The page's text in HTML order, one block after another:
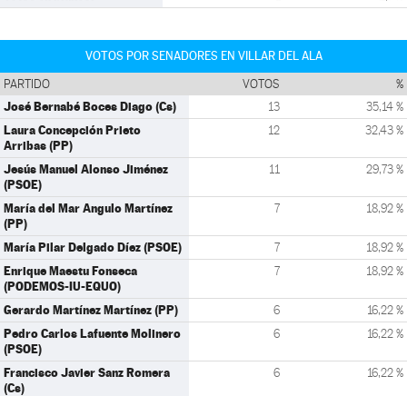
VOTOS POR SENADORES EN VILLAR DEL ALA
PARTIDO VOTOS %
José Bernabé Boces Diago (Cs) 13 35,14 %
Laura Concepción Prieto
Arribas (PP)
12 32,43 %
Jesús Manuel Alonso Jiménez
(PSOE)
11 29,73 %
María del Mar Angulo Martínez
(PP)
7 18,92 %
María Pilar Delgado Díez (PSOE) 7 18,92 %
Enrique Maestu Fonseca
(PODEMOS-IU-EQUO)
7 18,92 %
Gerardo Martínez Martínez (PP) 6 16,22 %
Pedro Carlos Lafuente Molinero
(PSOE)
6 16,22 %
Francisco Javier Sanz Romera
(Cs)
6 16,22 %